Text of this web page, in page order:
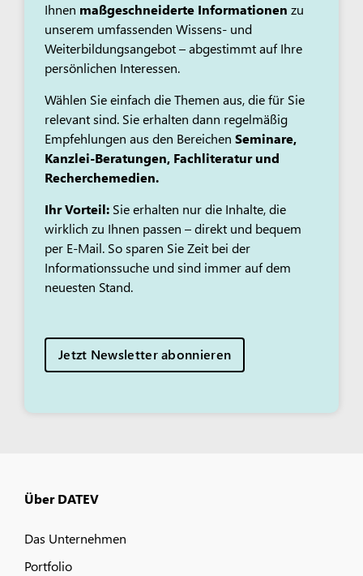
Ihnen maßgeschneiderte Informationen zu
unserem umfassenden Wissens- und
Weiterbildungsangebot – abgestimmt auf Ihre
persönlichen Interessen.
Wählen Sie einfach die Themen aus, die für Sie
relevant sind. Sie erhalten dann regelmäßig
Empfehlungen aus den Bereichen Seminare,
Kanzlei-Beratungen, Fachliteratur und
Recherchemedien.
Ihr Vorteil: Sie erhalten nur die Inhalte, die
wirklich zu Ihnen passen – direkt und bequem
per E-Mail. So sparen Sie Zeit bei der
Informationssuche und sind immer auf dem
neuesten Stand.
Jetzt Newsletter abonnieren
Über DATEV
Das Unternehmen
Portfolio